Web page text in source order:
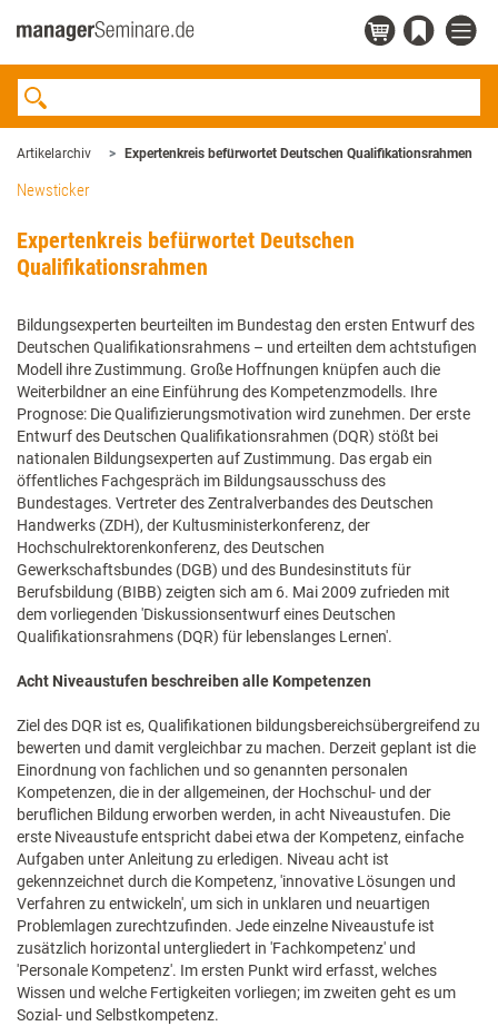
Artikelarchiv Expertenkreis befürwortet Deutschen Qualifikationsrahmen
Newsticker
Expertenkreis befürwortet Deutschen
Qualifikationsrahmen
Bildungsexperten beurteilten im Bundestag den ersten Entwurf des
Deutschen Qualifikationsrahmens – und erteilten dem achtstufigen
Modell ihre Zustimmung. Große Hoffnungen knüpfen auch die
Weiterbildner an eine Einführung des Kompetenzmodells. Ihre
Prognose: Die Qualifizierungsmotivation wird zunehmen. Der erste
Entwurf des Deutschen Qualifikationsrahmen (DQR) stößt bei
nationalen Bildungsexperten auf Zustimmung. Das ergab ein
öffentliches Fachgespräch im Bildungsausschuss des
Bundestages. Vertreter des Zentralverbandes des Deutschen
Handwerks (ZDH), der Kultusministerkonferenz, der
Hochschulrektorenkonferenz, des Deutschen
Gewerkschaftsbundes (DGB) und des Bundesinstituts für
Berufsbildung (BIBB) zeigten sich am 6. Mai 2009 zufrieden mit
dem vorliegenden 'Diskussionsentwurf eines Deutschen
Qualifikationsrahmens (DQR) für lebenslanges Lernen'.
Acht Niveaustufen beschreiben alle Kompetenzen
Ziel des DQR ist es, Qualifikationen bildungsbereichsübergreifend zu
bewerten und damit vergleichbar zu machen. Derzeit geplant ist die
Einordnung von fachlichen und so genannten personalen
Kompetenzen, die in der allgemeinen, der Hochschul- und der
beruflichen Bildung erworben werden, in acht Niveaustufen. Die
erste Niveaustufe entspricht dabei etwa der Kompetenz, einfache
Aufgaben unter Anleitung zu erledigen. Niveau acht ist
gekennzeichnet durch die Kompetenz, 'innovative Lösungen und
Verfahren zu entwickeln', um sich in unklaren und neuartigen
Problemlagen zurechtzufinden. Jede einzelne Niveaustufe ist
zusätzlich horizontal untergliedert in 'Fachkompetenz' und
'Personale Kompetenz'. Im ersten Punkt wird erfasst, welches
Wissen und welche Fertigkeiten vorliegen; im zweiten geht es um
Sozial- und Selbstkompetenz.